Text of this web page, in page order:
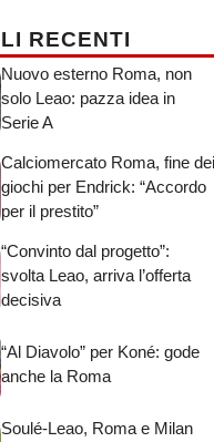
RECENTI
Nuovo esterno Roma, non
solo Leao: pazza idea in
Serie A
Calciomercato Roma, fine dei
giochi per Endrick: “Accordo
per il prestito”
“Convinto dal progetto”:
svolta Leao, arriva l’offerta
decisiva
“Al Diavolo” per Koné: gode
anche la Roma
Soulé-Leao, Roma e Milan